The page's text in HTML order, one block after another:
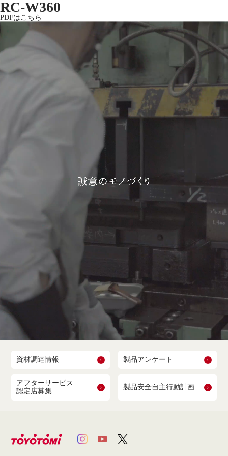
RC-W360
PDFはこちら
資材調達情報 製品アンケート
アフターサービス
認定店募集
製品安全自主行動計画